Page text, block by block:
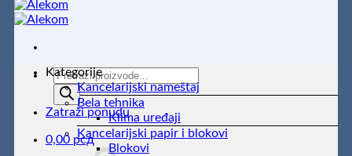
Products
search
Zatraži ponudu
0,00 рсд
Kategorije
Kancelarijski nameštaj
Bela tehnika
Klima uređaji
Kancelarijski papir i blokovi
Blokovi